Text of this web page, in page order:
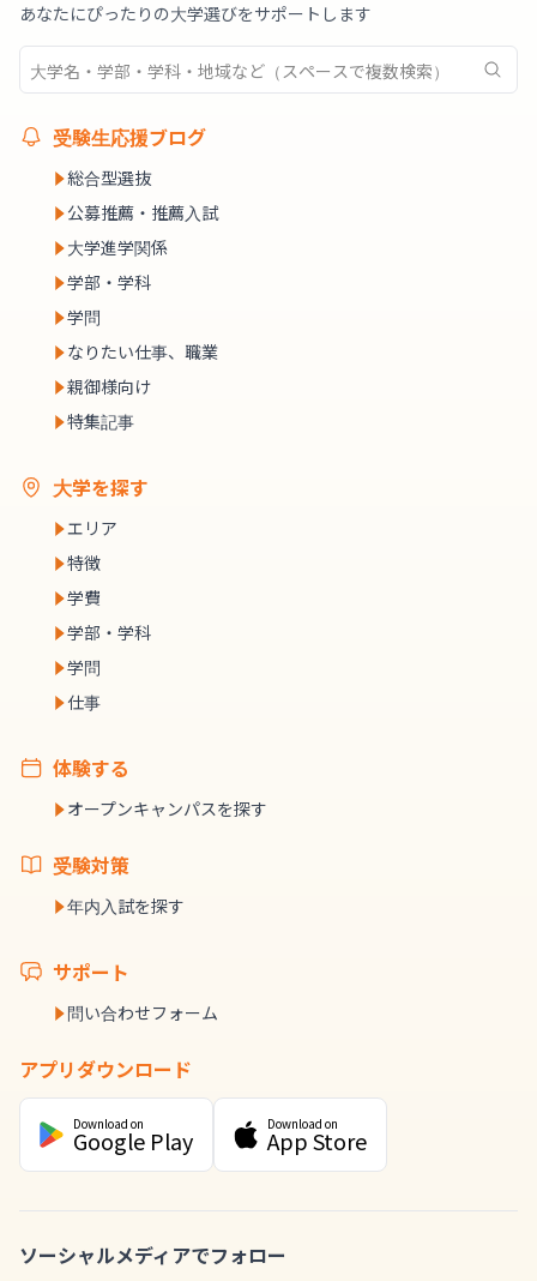
あなたにぴったりの大学選びをサポートします
受験生応援ブログ
総合型選抜
公募推薦・推薦入試
大学進学関係
学部・学科
学問
なりたい仕事、職業
親御様向け
特集記事
大学を探す
エリア
特徴
学費
学部・学科
学問
仕事
体験する
オープンキャンパスを探す
受験対策
年内入試を探す
サポート
問い合わせフォーム
アプリダウンロード
Download on
Google Play
Download on
App Store
ソーシャルメディアでフォロー